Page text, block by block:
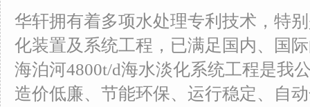
华轩拥有着多项水处理专利技术，特
化装置及系统工程，已满足国内、国
海泊河4800t/d海水淡化系统工程是我
造价低廉、节能环保、运行稳定、自